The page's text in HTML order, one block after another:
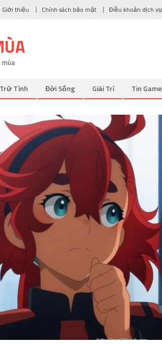
Giới thiệu Chính sách bảo mật Điều khoản dịch vụ
Tình Đời Sống Giải Trí Tin Game